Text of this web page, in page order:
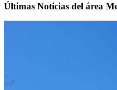
Últimas Noticias del área